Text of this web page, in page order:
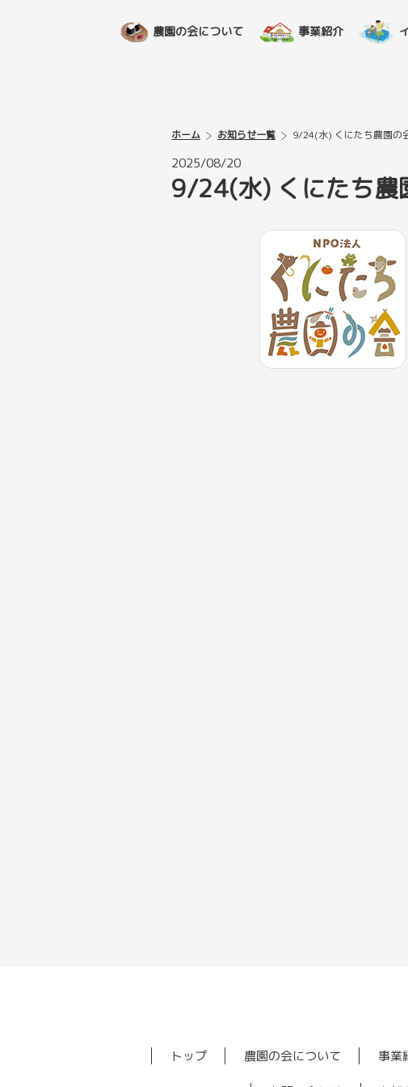
農園の会について 事業紹介
ホーム お知らせ一覧 9/24(水) くにたち農園の
2025/08/20
9/24(水) くにたち農
トップ 農園の会について 事業